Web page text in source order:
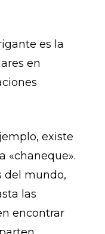
es la
en
existe
«chaneque».
del mundo,
las
encontrar